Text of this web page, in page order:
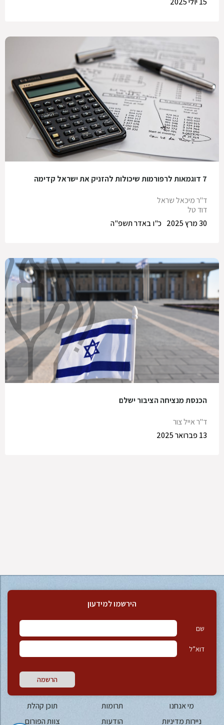
7 דוגמאות לרפורמות שיכולות להזניק את ישראל קדימה
ד"ר מיכאל שראל
דוד טל
כ"ו באדר תשפ"ה
30 מרץ 2025
הכנסת מנציחה הציבור ישלם
ד"ר אייל צור
13 פברואר 2025
הירשמו למידעון
שם
דוא”ל
הרשמה
מי אנחנו תרומות
תוכן קהלת
ניירות מדיניות
הודעות צוות הפורום